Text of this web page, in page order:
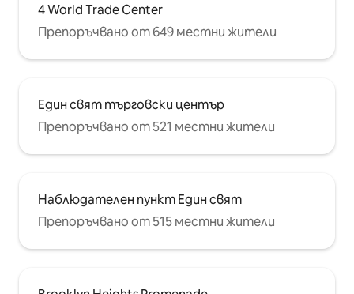
4 World Trade Center
Препоръчвано от 649 местни жители
Един свят търговски център
Препоръчвано от 521 местни жители
Наблюдателен пункт Един свят
Препоръчвано от 515 местни жители